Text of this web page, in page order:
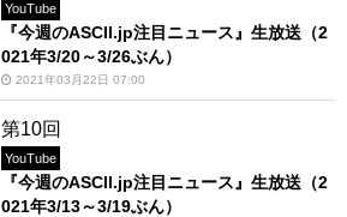
YouTube
『今週のASCII.jp注目ニュース』生放送（2
021年3/20～3/26ぶん）
2021年03月22日 07:00
第10回
YouTube
『今週のASCII.jp注目ニュース』生放送（2
021年3/13～3/19ぶん）